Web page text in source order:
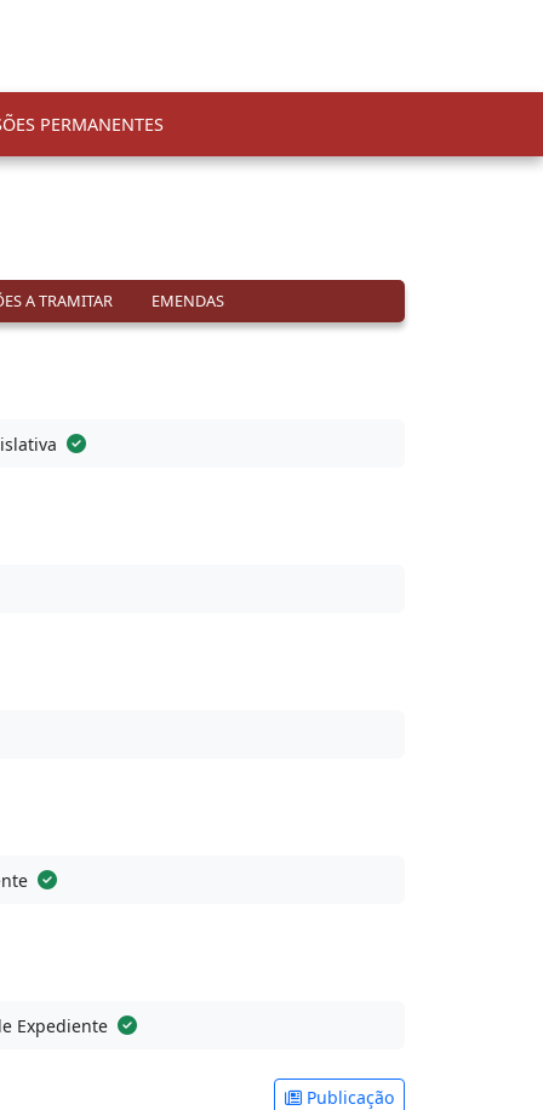
PERMANENTES
A TRAMITAR EMENDAS
Expediente
Publicação